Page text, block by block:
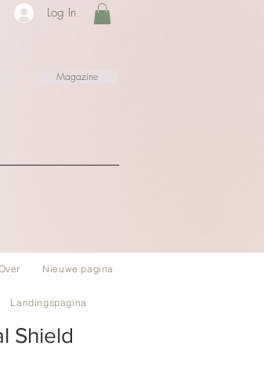
Log In
Magazine
Nieuwe pagina
Landingspagina
Shield